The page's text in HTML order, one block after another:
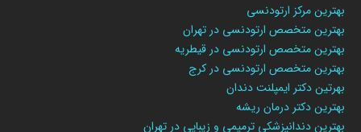
بهترین مرکز ارتودنسی
بهترین متخصص ارتودنسی در تهران
بهترین متخصص ارتودنسی در قیطریه
بهترین متخصص ارتودنسی در کرج
بهرتین دکتر ایمپلنت دندان
بهترین دکتر درمان ریشه
بهترین دندانپزشکی ترمیمی و زیبایی در تهران